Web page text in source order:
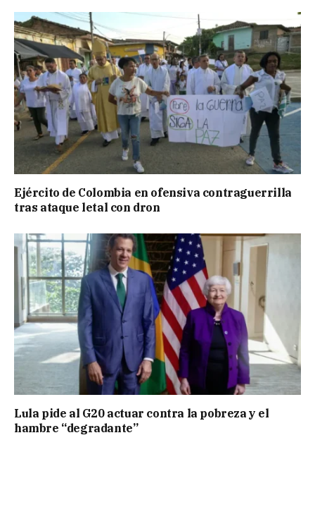
Ejército de Colombia en ofensiva contraguerrilla
tras ataque letal con dron
Lula pide al G20 actuar contra la pobreza y el
hambre “degradante”